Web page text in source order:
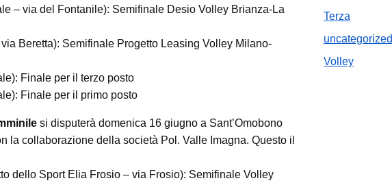
– via del Fontanile): Semifinale Desio Volley Brianza-La
Beretta): Semifinale Progetto Leasing Volley Milano-
Finale per il terzo posto
Finale per il primo posto
si disputerà domenica 16 giugno a Sant’Omobono
la collaborazione della società Pol. Valle Imagna. Questo il
dello Sport Elia Frosio – via Frosio): Semifinale Volley
Terza
uncategorized
Volley